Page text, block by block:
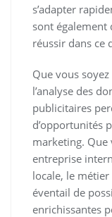
s’adapter
sont également
réussir dans ce
Que vous
l’analyse des
publicitaires
d’opportunités
marketing.
entreprise
locale, le
éventail de
enrichissantes